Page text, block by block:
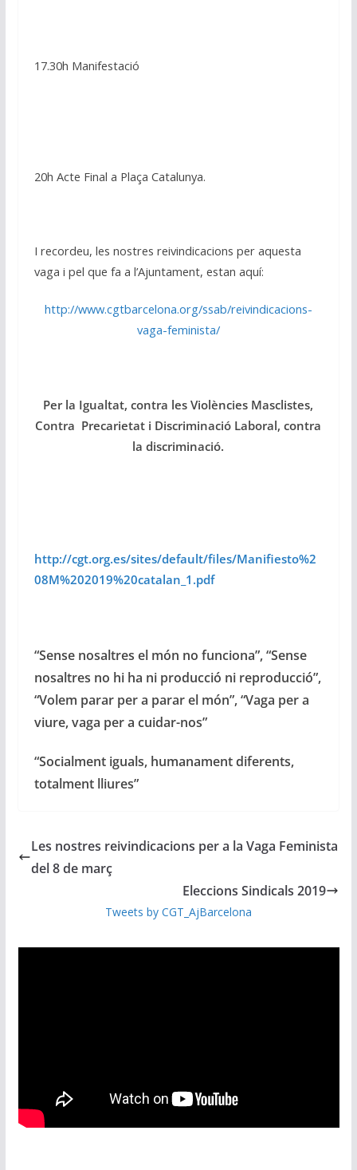
17.30h Manifestació
20h Acte Final a Plaça Catalunya.
I recordeu, les nostres reivindicacions per aquesta
vaga i pel que fa a l’Ajuntament, estan aquí:
http://www.cgtbarcelona.org/ssab/reivindicacions-
vaga-feminista/
Per la Igualtat, contra les Violències Masclistes,
Contra Precarietat i Discriminació Laboral, contra
la discriminació.
http://cgt.org.es/sites/default/files/Manifiesto%2
08M%202019%20catalan_1.pdf
“Sense nosaltres el món no funciona”, “Sense
nosaltres no hi ha ni producció ni reproducció”,
“Volem parar per a parar el món”, “Vaga per a
viure, vaga per a cuidar-nos”
“Socialment iguals, humanament diferents,
totalment lliures”
Les nostres reivindicacions per a la Vaga Feminista
del 8 de març
Eleccions Sindicals 2019
Tweets by CGT_AjBarcelona